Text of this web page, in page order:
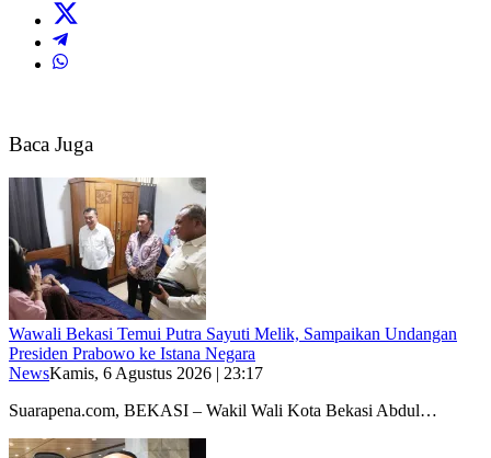
Baca Juga
Wawali Bekasi Temui Putra Sayuti Melik, Sampaikan Undangan
Presiden Prabowo ke Istana Negara
NewsKamis, 6 Agustus 2026 | 23:17
Suarapena.com, BEKASI – Wakil Wali Kota Bekasi Abdul…